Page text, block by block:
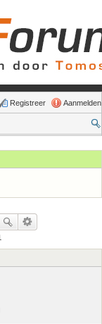
Aanmelden
Registreer